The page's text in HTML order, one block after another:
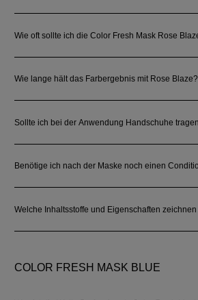
Wie oft sollte ich die Color Fresh Mask Rose
Wie lange hält das Farbergebnis mit Rose Blaze?
Sollte ich bei der Anwendung Handschuhe
Benötige ich nach der Maske noch einen
Welche Inhaltsstoffe und Eigenschaften
COLOR FRESH MASK BLUE